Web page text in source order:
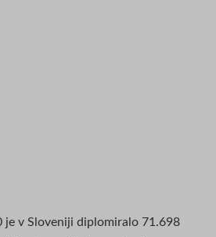
je v Sloveniji diplomiralo 71.698